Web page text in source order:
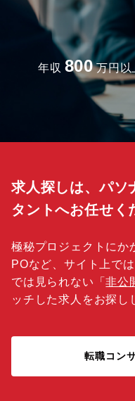
年収 800 万円以
求人探しは、パソ
タントへお任せく
極秘プロジェクトにか
POなど、サイト上で
では見られない「非公
ッチした求人をお探し
転職コン